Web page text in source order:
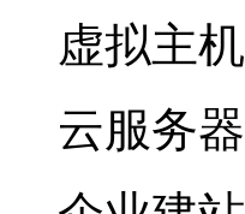
虚拟主机
云服务器